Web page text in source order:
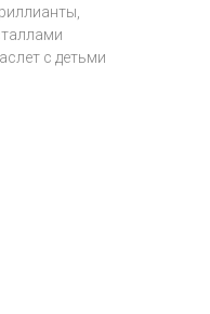
с детьми